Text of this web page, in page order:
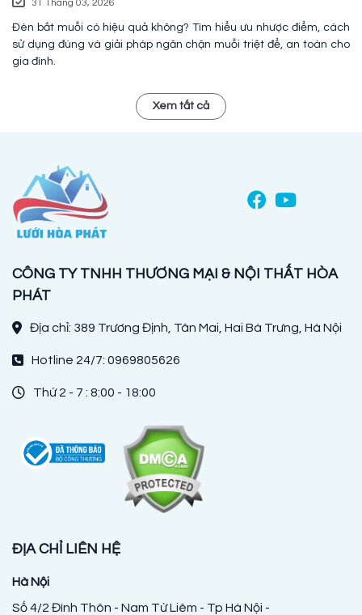
31 Tháng 03, 2026
Đèn bắt muỗi có hiệu quả không? Tìm hiểu ưu nhược điểm, cách
sử dụng đúng và giải pháp ngăn chặn muỗi triệt để, an toàn cho
gia đình.
Xem tất cả
CÔNG TY TNHH THƯƠNG MẠI & NỘI THẤT HÒA
PHÁT
Địa chỉ: 389 Trương Định, Tân Mai, Hai Bà Trưng, Hà Nội
Hotline 24/7: 0969805626
Thứ 2 - 7 : 8:00 - 18:00
ĐỊA CHỈ LIÊN HỆ
Hà Nội
Số 4/2 Đình Thôn - Nam Từ Liêm - Tp Hà Nội -